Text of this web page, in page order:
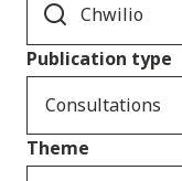
Publication type
Consultations
Theme